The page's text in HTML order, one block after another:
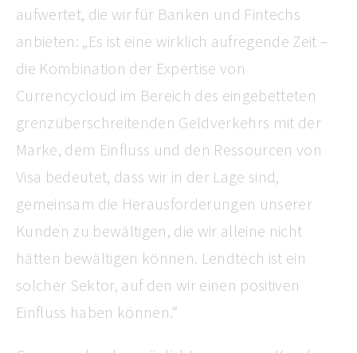
aufwertet, die wir für Banken und Fintechs
anbieten: „Es ist eine wirklich aufregende Zeit –
die Kombination der Expertise von
Currencycloud im Bereich des eingebetteten
grenzüberschreitenden Geldverkehrs mit der
Marke, dem Einfluss und den Ressourcen von
Visa bedeutet, dass wir in der Lage sind,
gemeinsam die Herausforderungen unserer
Kunden zu bewältigen, die wir alleine nicht
hätten bewältigen können. Lendtech ist ein
solcher Sektor, auf den wir einen positiven
Einfluss haben können.“